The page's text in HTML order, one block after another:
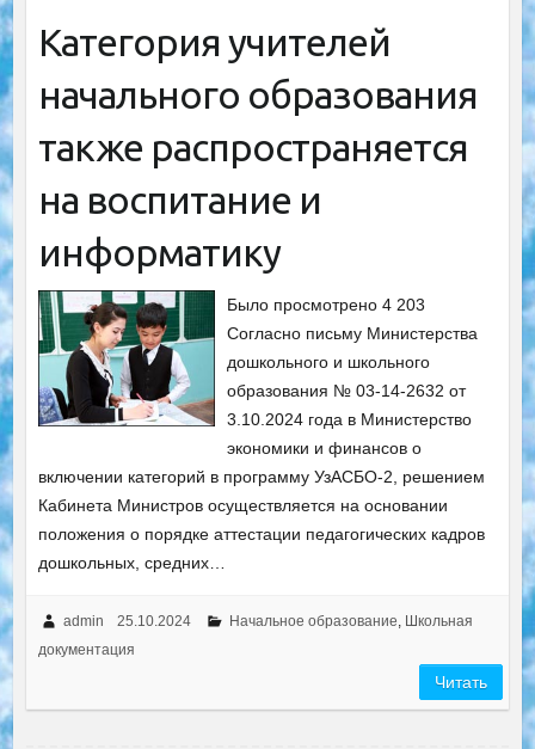
Категория учителей
начального образования
также распространяется
на воспитание и
информатику
Было просмотрено 4 203
Согласно письму Министерства
дошкольного и школьного
образования № 03-14-2632 от
3.10.2024 года в Министерство
экономики и финансов о
включении категорий в программу УзАСБО-2, решением
Кабинета Министров осуществляется на основании
положения о порядке аттестации педагогических кадров
дошкольных, средних…
admin 25.10.2024 Начальное образование, Школьная
документация
Читать